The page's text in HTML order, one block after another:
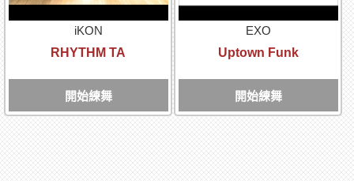
iKON
RHYTHM TA
開始練舞
EXO
Uptown Funk
開始練舞